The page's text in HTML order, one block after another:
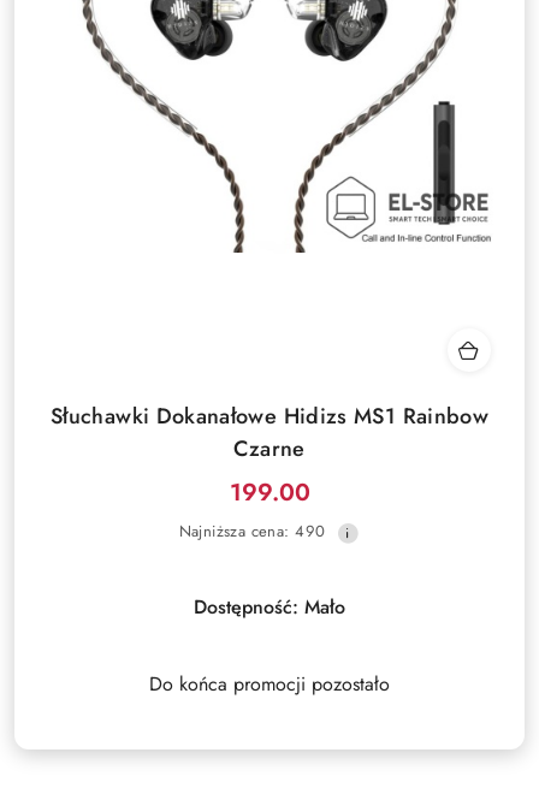
Słuchawki Dokanałowe Hidizs MS1 Rainbow
Czarne
Cena
promocyjna:
199.00
Najniższa
30
dni
Najniższa cena: 490
Dostępność: Mało
Do końca promocji pozostało